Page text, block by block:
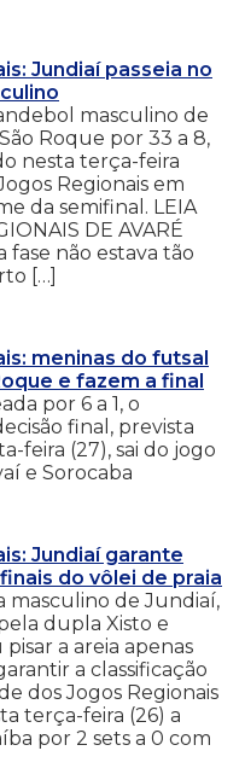
Jundiaí passeia no
masculino de
Roque por 33 a 8,
nesta terça-feira
Regionais em
da semifinal. LEIA
DE AVARÉ
fase não estava tão
[…]
meninas do futsal
e fazem a final
por 6 a 1, o
final, prevista
feira (27), sai do jogo
e Sorocaba
Jundiaí garante
do vôlei de praia
masculino de Jundiaí,
dupla Xisto e
pisar a areia apenas
a classificação
dos Jogos Regionais
terça-feira (26) a
por 2 sets a 0 com